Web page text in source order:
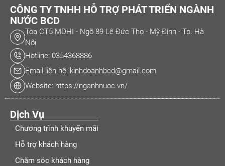
CÔNG TY TNHH HỖ TRỢ PHÁT TRIỂN NGÀNH
NƯỚC BCD
Tòa CT5 MDHI - Ngõ 89 Lê Đức Thọ - Mỹ Đình - Tp. Hà
Nội
Hotline: 0354368886
Email liên hệ: kinhdoanhbcd@gmail.com
Website: https://nganhnuoc.vn/
Dịch Vụ
Chương trình khuyến mãi
Hỗ trợ khách hàng
Chăm sóc khách hàng